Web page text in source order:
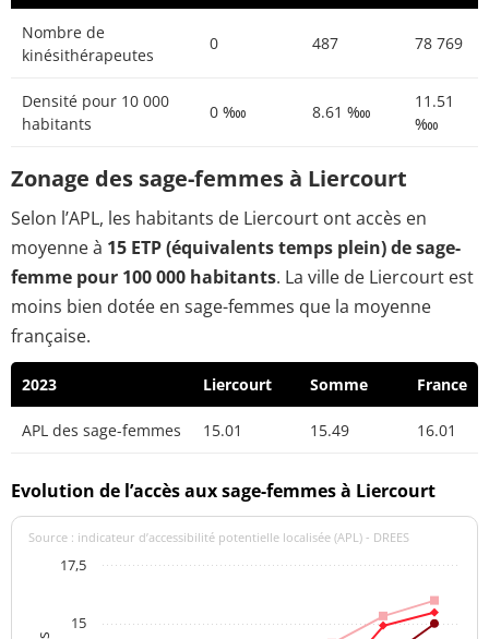
Nombre de
kinésithérapeutes
0 487 78 769
Densité pour 10 000
habitants
0 ‱ 8.61 ‱
11.51
‱
Zonage des sage-femmes à Liercourt
Selon l’APL, les habitants de Liercourt ont accès en
moyenne à 15 ETP (équivalents temps plein) de sage-
femme pour 100 000 habitants. La ville de Liercourt est
moins bien dotée en sage-femmes que la moyenne
française.
2023 Liercourt Somme France
APL des sage-femmes 15.01 15.49 16.01
Evolution de l’accès aux sage-femmes à Liercourt
Source : indicateur d’accessibilité potentielle localisée (APL) - DREES
15
17,5